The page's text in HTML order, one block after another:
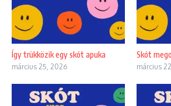
Így trükközik egy skót apuka
március 25, 2026
Skót
március